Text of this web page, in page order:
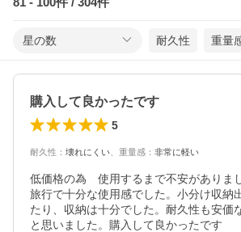
星の数 耐久性 重量
購入して良かったです
5
耐久性 ： 壊れにくい 重量感 ： 非常に軽い
低価格の為　使用するまで不安がありま
旅行で十分な使用感でした。小分け収納
たり、収納は十分でした。耐久性も安価
と思いました。購入して良かったです